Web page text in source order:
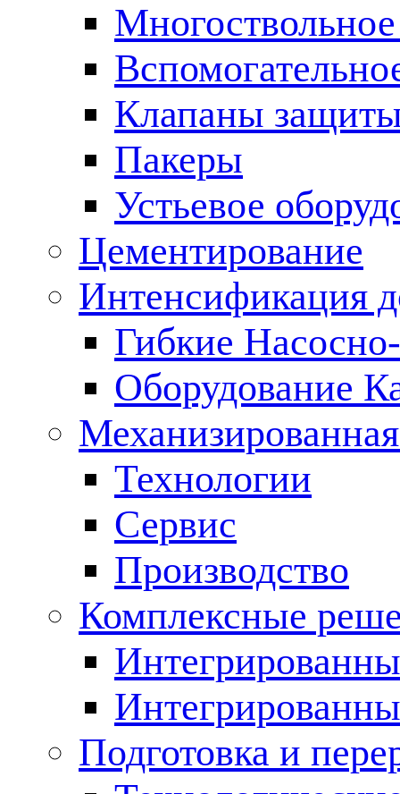
Клапаны
Пакеры
Устьевое
Цементирование
Интенсификация
Гибкие
Оборудование
Технологии
Сервис
Производство
Комплексные
Подготовка и